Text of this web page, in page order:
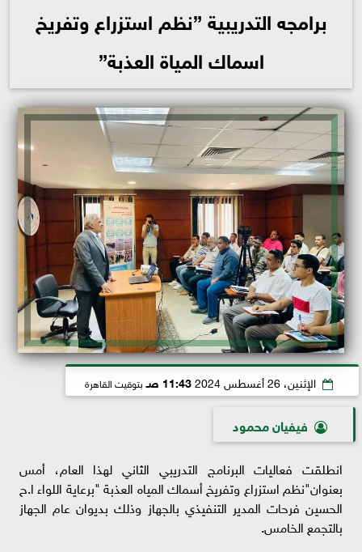
برامجه التدريبية ”نظم استزراع وتفريخ
اسماك المياة العذبة”
الإثنين، 26 أغسطس 2024 11:43 صـ بتوقيت القاهرة
فيفيان محمود
انطلقت فعاليات البرنامج التدريبي الثاني لهذا العام، أمس
بعنوان"نظم استزراع وتفريخ أسماك المياه العذبة "برعاية اللواء ا.ح
الحسين فرحات المدير التنفيذي بالجهاز وذلك بديوان عام الجهاز
بالتجمع الخامس.